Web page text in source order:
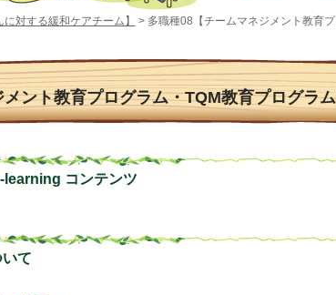
対する緩和ケアチーム】 > 多職種08【チームマネジメント教育
ント教育プログラム・TQM教育プログラ
learning コンテンツ
て